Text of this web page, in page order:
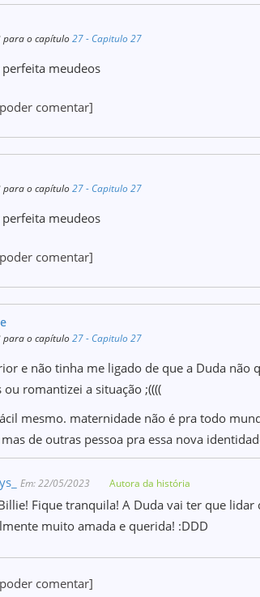
para o capítulo27 - Capitulo 27
meudeos
comentar]
para o capítulo27 - Capitulo 27
meudeos
comentar]
para o capítulo27 - Capitulo 27
e não tinha me ligado de que a Duda não
ou romantizei a situação ;((((
mesmo. maternidade não é pra todo
de outras pessoa pra essa nova
Em: 22/05/2023 Autora da história
Fique tranquila! A Duda vai ter que lidar
muito amada e querida! :DDD
comentar]